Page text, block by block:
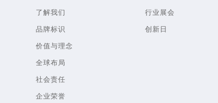
了解我们
品牌标识
价值与理念
全球布局
社会责任
企业荣誉
行业展会
创新日